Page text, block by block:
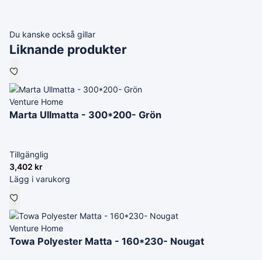
Du kanske också gillar
Liknande produkter
Venture Home
Marta Ullmatta - 300*200- Grön
Tillgänglig
3,402 kr
Lägg i varukorg
Venture Home
Towa Polyester Matta - 160*230- Nougat